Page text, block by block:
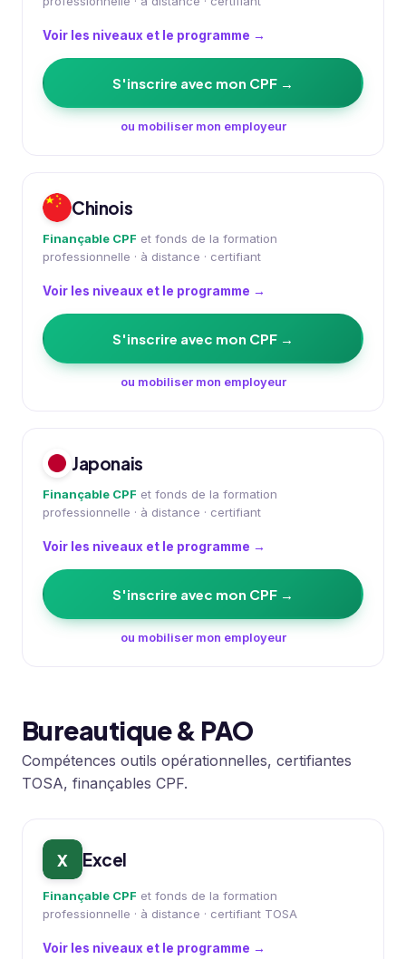
Voir les niveaux et le programme →
S'inscrire avec mon CPF →
ou mobiliser mon employeur
Chinois
Finançable CPF et fonds de la formation
professionnelle · à distance · certifiant
Voir les niveaux et le programme →
S'inscrire avec mon CPF →
ou mobiliser mon employeur
Japonais
Finançable CPF et fonds de la formation
professionnelle · à distance · certifiant
Voir les niveaux et le programme →
S'inscrire avec mon CPF →
ou mobiliser mon employeur
Bureautique & PAO
Compétences outils opérationnelles, certifiantes
TOSA, finançables CPF.
X Excel
Finançable CPF et fonds de la formation
professionnelle · à distance · certifiant TOSA
Voir les niveaux et le programme →